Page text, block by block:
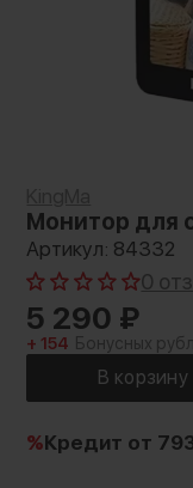
Монитор для
Артикул: 84332
0
5 290 ₽
+ 154 Бонусных
%Кредит от